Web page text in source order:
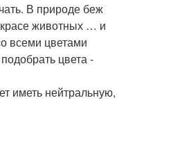
В природе беж
животных … и
всеми цветами
цвета -
иметь нейтральную,